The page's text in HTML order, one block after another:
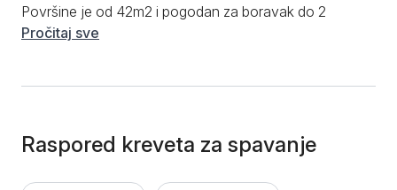
Površine je od 42m2 i pogodan za boravak do 2
osobe. Apartman poseduje odvojenu spavaću sobu
peškiri. U blizini apartmana se nalazi kako veliki broj
restorana, prodavnica i kafića tako i Narodno
pozorište, Trg Republike koji je udaljen samo 3-4
Pročitaj sve
Raspored kreveta za spavanje